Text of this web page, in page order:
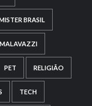
BRASIL
PET RELIGIÃO
TECH